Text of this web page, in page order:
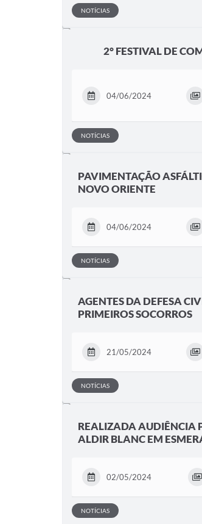
NOTÍCIAS
2° FESTIVAL DE
04/06/2024
NOTÍCIAS
PAVIMENTAÇÃO
NOVO ORIENTE
04/06/2024
NOTÍCIAS
AGENTES DA DEFESA
PRIMEIROS SOCORROS
21/05/2024
NOTÍCIAS
REALIZADA AUDIÊNCIA
ALDIR BLANC EM
02/05/2024
NOTÍCIAS